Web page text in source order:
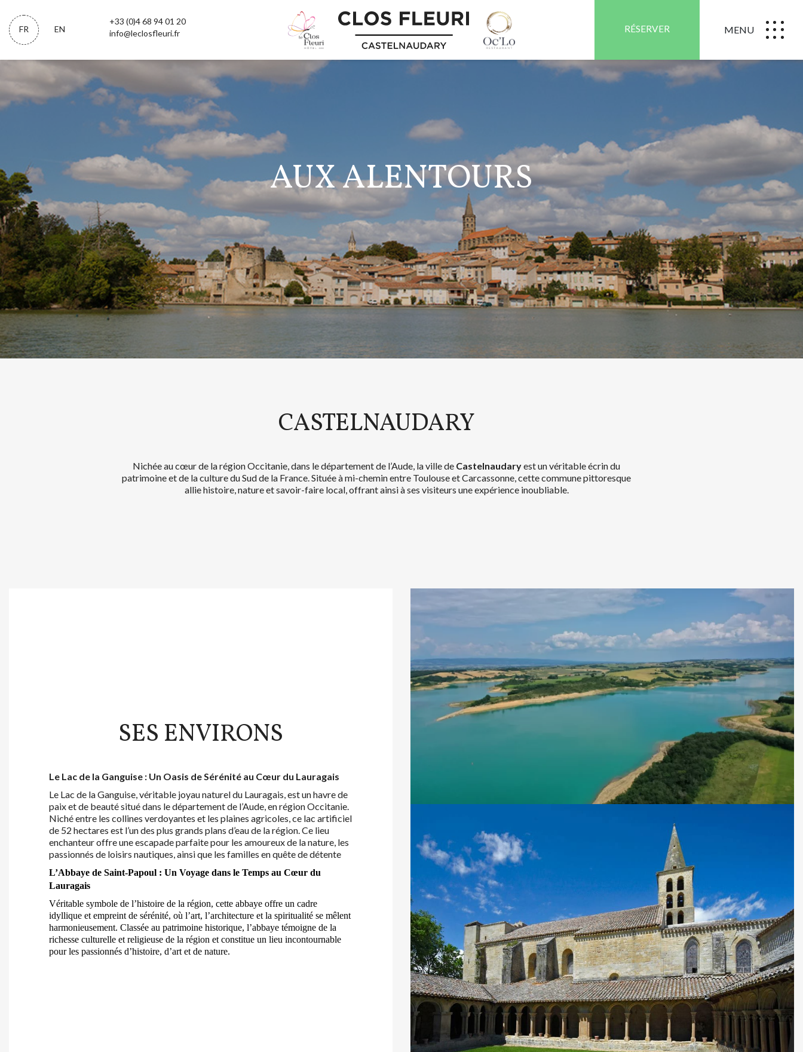
FR EN
+33 (0)4 68 94 01 20
info@leclosfleuri.fr
RÉSERVER MENU
AUX ALENTOURS
CASTELNAUDARY
Nichée au cœur de la région Occitanie, dans le département de l’Aude, la ville de Castelnaudaryest un véritable écrin du
patrimoine et de la culture du Sud de la France. Située à mi-chemin entre Toulouse et Carcassonne, cette commune pittoresque
allie histoire, nature et savoir-faire local, offrant ainsi à ses visiteurs une expérience inoubliable.
SES ENVIRONS
Le Lac de la Ganguise : Un Oasis de Sérénité au Cœur du Lauragais
Le Lac de la Ganguise, véritable joyau naturel du Lauragais, est un havre de
paix et de beauté situé dans le département de l’Aude, en région Occitanie.
Niché entre les collines verdoyantes et les plaines agricoles, ce lac artificiel
de 52 hectaresest l’un des plus grands plans d’eau de la région. Ce lieu
enchanteur offre une escapade parfaite pour les amoureux de la nature, les
passionnés de loisirs nautiques, ainsi que les familles en quête de détente
L’Abbaye de Saint-Papoul : Un Voyage dans le Temps au Cœur du
Lauragais
Véritable symbole de l’histoire de la région, cette abbaye offre un cadre
idyllique et empreint de sérénité, où l’art, l’architecture et la spiritualité se mêlent
harmonieusement. Classée au patrimoine historique, l’abbaye témoigne de la
richesse culturelle et religieuse de la région et constitue un lieu incontournable
pour les passionnés d’histoire, d’art et de nature.